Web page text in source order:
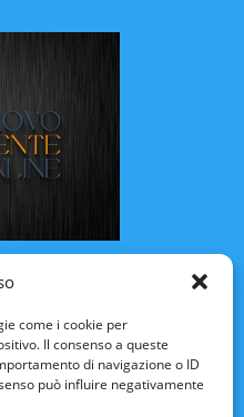
come i cookie per
Il consenso a queste
di navigazione o ID
può influire negativamente